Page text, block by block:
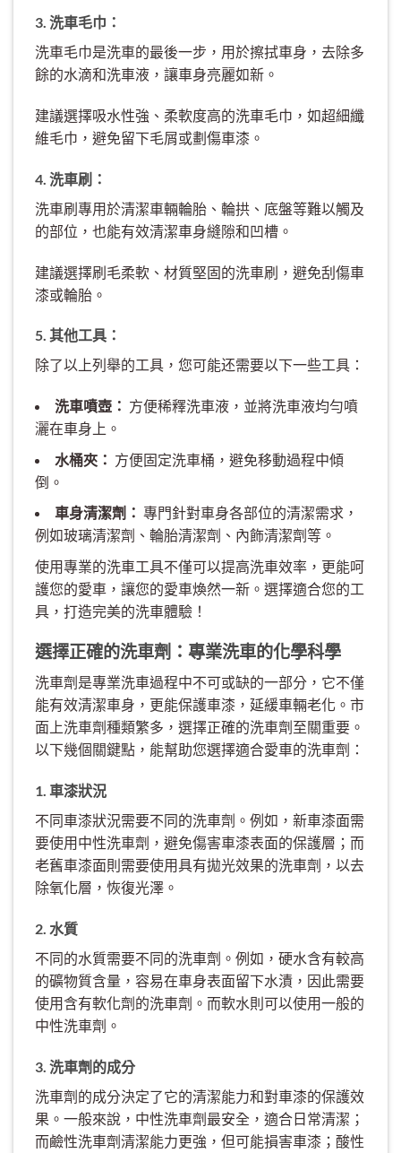
3. 洗車毛巾：
洗車毛巾是洗車的最後一步，用於擦拭車身，去除多
餘的水滴和洗車液，讓車身亮麗如新。
建議選擇吸水性強、柔軟度高的洗車毛巾，如超細纖
維毛巾，避免留下毛屑或劃傷車漆。
4. 洗車刷：
洗車刷專用於清潔車輛輪胎、輪拱、底盤等難以觸及
的部位，也能有效清潔車身縫隙和凹槽。
建議選擇刷毛柔軟、材質堅固的洗車刷，避免刮傷車
漆或輪胎。
5. 其他工具：
除了以上列舉的工具，您可能还需要以下一些工具：
洗車噴壺： 方便稀釋洗車液，並將洗車液均勻噴
灑在車身上。
水桶夾： 方便固定洗車桶，避免移動過程中傾
倒。
車身清潔劑： 專門針對車身各部位的清潔需求，
例如玻璃清潔劑、輪胎清潔劑、內飾清潔劑等。
使用專業的洗車工具不僅可以提高洗車效率，更能呵
護您的愛車，讓您的愛車煥然一新。選擇適合您的工
具，打造完美的洗車體驗！
選擇正確的洗車劑：專業洗車的化學科學
洗車劑是專業洗車過程中不可或缺的一部分，它不僅
能有效清潔車身，更能保護車漆，延緩車輛老化。市
面上洗車劑種類繁多，選擇正確的洗車劑至關重要。
以下幾個關鍵點，能幫助您選擇適合愛車的洗車劑：
1. 車漆狀況
不同車漆狀況需要不同的洗車劑。例如，新車漆面需
要使用中性洗車劑，避免傷害車漆表面的保護層；而
老舊車漆面則需要使用具有拋光效果的洗車劑，以去
除氧化層，恢復光澤。
2. 水質
不同的水質需要不同的洗車劑。例如，硬水含有較高
的礦物質含量，容易在車身表面留下水漬，因此需要
使用含有軟化劑的洗車劑。而軟水則可以使用一般的
中性洗車劑。
3. 洗車劑的成分
洗車劑的成分決定了它的清潔能力和對車漆的保護效
果。一般來說，中性洗車劑最安全，適合日常清潔；
而鹼性洗車劑清潔能力更強，但可能損害車漆；酸性